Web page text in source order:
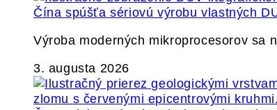
Čína spúšťa sériovú výrobu vlastných
Výroba moderných mikroprocesorov
3. augusta 2026